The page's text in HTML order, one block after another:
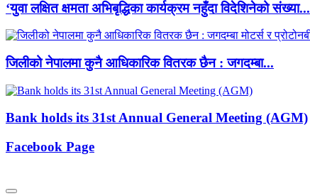
‘युवा लक्षित क्षमता अभिबृद्धिका कार्यक्रम नहुँदा विदेशिनेको संख्या...
जिलीको नेपालमा कुनै आधिकारिक वितरक छैन : जगदम्बा...
Bank holds its 31st Annual General Meeting (AGM)
Facebook Page